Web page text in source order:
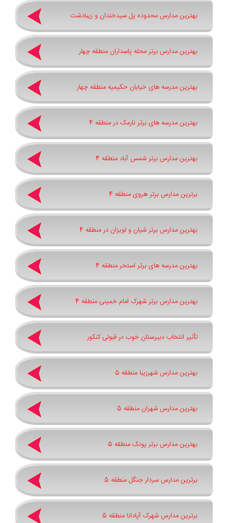
بهترین مدارس محدوده پل سیدخندان و زیبادشت
بهترین مدارس برتر محله پاسداران منطقه چهار
بهترین مدرسه های خیابان حکیمیه منطقه چهار
بهترین مدرسه های برتر نارمک در منطقه 4
بهترین مدارس برتر شمس آباد منطقه 4
برترین مدارس برتر هروی منطقه 4
بهترین مدارس برتر شیان و لویزان در منطقه 4
بهترین مدرسه های برتر استخر منطقه 4
بهترین مدارس برتر شهرک امام خمینی منطقه 4
تأثیر انتخاب دبیرستان خوب در قبولی کنکور
بهترین مدارس شهرزیبا منطقه 5
بهترین مدارس شهران منطقه 5
بهترین مدارس برتر پونک منطقه 5
برترین مدارس سردار جنگل منطقه 5
برترین مدارس شهرک آپادانا منطقه 5